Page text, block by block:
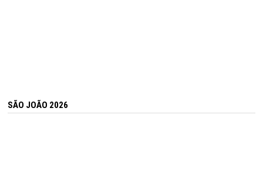
SÃO JOÃO 2026